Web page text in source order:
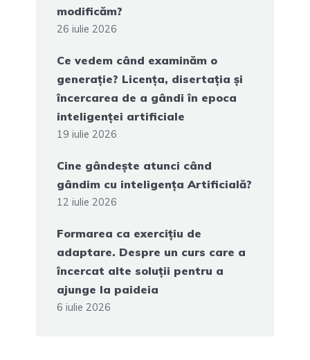
modificăm?
26 iulie 2026
Ce vedem când examinăm o
generație? Licența, disertația și
încercarea de a gândi în epoca
inteligenței artificiale
19 iulie 2026
Cine gândește atunci când
gândim cu inteligența Artificială?
12 iulie 2026
Formarea ca exercițiu de
adaptare. Despre un curs care a
încercat alte soluții pentru a
ajunge la paideia
6 iulie 2026